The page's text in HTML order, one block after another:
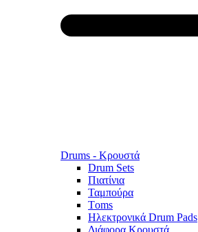
Drums - Κρουστά
Drum Sets
Πιατίνια
Ταμπούρα
Τoms
Ηλεκτρονικά Drum Pads
Διάφορα Κρουστά